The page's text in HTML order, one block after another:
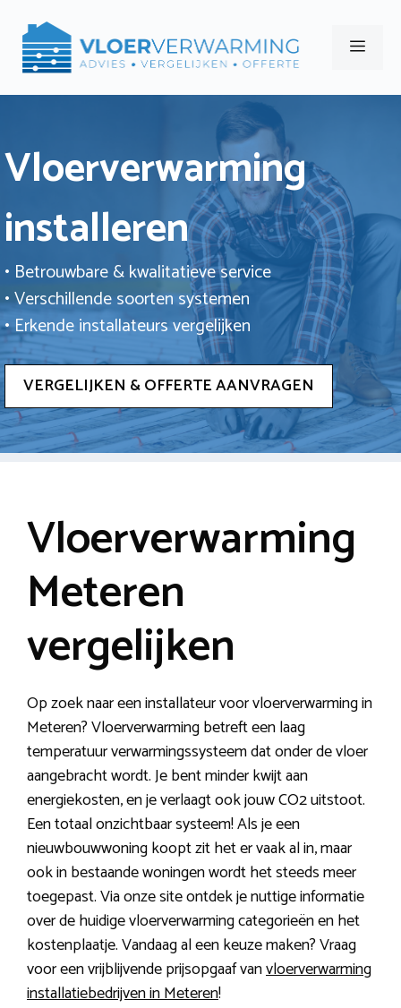
naar
Menu
Vloerverwarming
installeren
• Betrouwbare & kwalitatieve service
• Verschillende soorten systemen
• Erkende installateurs vergelijken
VERGELIJKEN & OFFERTE AANVRAGEN
Vloerverwarming
Meteren
vergelijken
Op zoek naar een installateur voor vloerverwarming in
Meteren? Vloerverwarming betreft een laag
temperatuur verwarmingssysteem dat onder de vloer
aangebracht wordt. Je bent minder kwijt aan
energiekosten, en je verlaagt ook jouw CO2 uitstoot.
Een totaal onzichtbaar systeem! Als je een
nieuwbouwwoning koopt zit het er vaak al in, maar
ook in bestaande woningen wordt het steeds meer
toegepast. Via onze site ontdek je nuttige informatie
over de huidige vloerverwarming categorieën en het
kostenplaatje. Vandaag al een keuze maken? Vraag
voor een vrijblijvende prijsopgaaf vanvloerverwarming
installatiebedrijven in Meteren!